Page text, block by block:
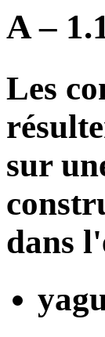
A –
Les
sur
dans